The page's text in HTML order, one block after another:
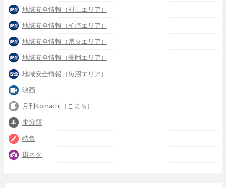
地域安全情報（村上エリア）
地域安全情報（柏崎エリア）
地域安全情報（県央エリア）
地域安全情報（長岡エリア）
地域安全情報（魚沼エリア）
映画
月刊Komachi（こまち）
未分類
特集
街ネタ